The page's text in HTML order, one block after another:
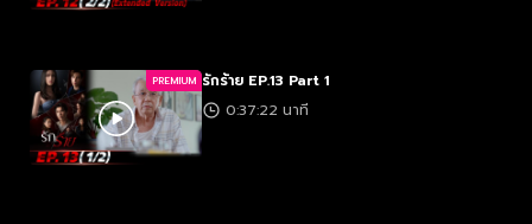
PREMIUM รักร้าย EP.13 Part 1
0:37:22 นาที